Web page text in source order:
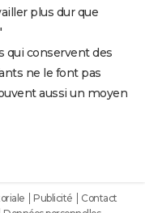
plus dur que
qui conservent des
ne le font pas
aussi un moyen
Publicité
Contact